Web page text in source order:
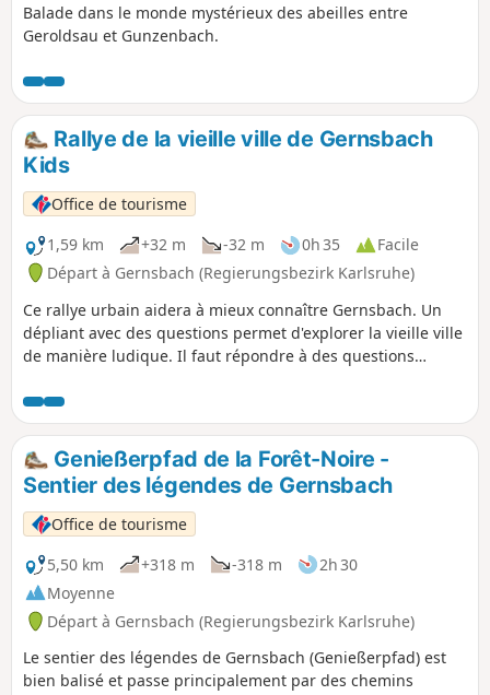
Balade dans le monde mystérieux des abeilles entre
Geroldsau et Gunzenbach.
Rallye de la vieille ville de Gernsbach
Kids
Office de tourisme
1,59 km
+32 m -32 m 0h 35
Facile
Départ à Gernsbach (Regierungsbezirk Karlsruhe)
Ce rallye urbain aidera à mieux connaître Gernsbach. Un
dépliant avec des questions permet d'explorer la vieille ville
de manière ludique. Il faut répondre à des questions
à toutes les questions et trouvé la bonne solution, il est
possible de les déposer à l'office de tourisme ou dans la
boîte aux lettres située à l'entrée principale de la mairie et
gagner de superbes prix à la fin de la saison.
Genießerpfad de la Forêt-Noire -
Sentier des légendes de Gernsbach
Office de tourisme
5,50 km
+318 m -318 m
2h 30
Moyenne
Départ à Gernsbach (Regierungsbezirk Karlsruhe)
Le sentier des légendes de Gernsbach (Genießerpfad) est
bien balisé et passe principalement par des chemins